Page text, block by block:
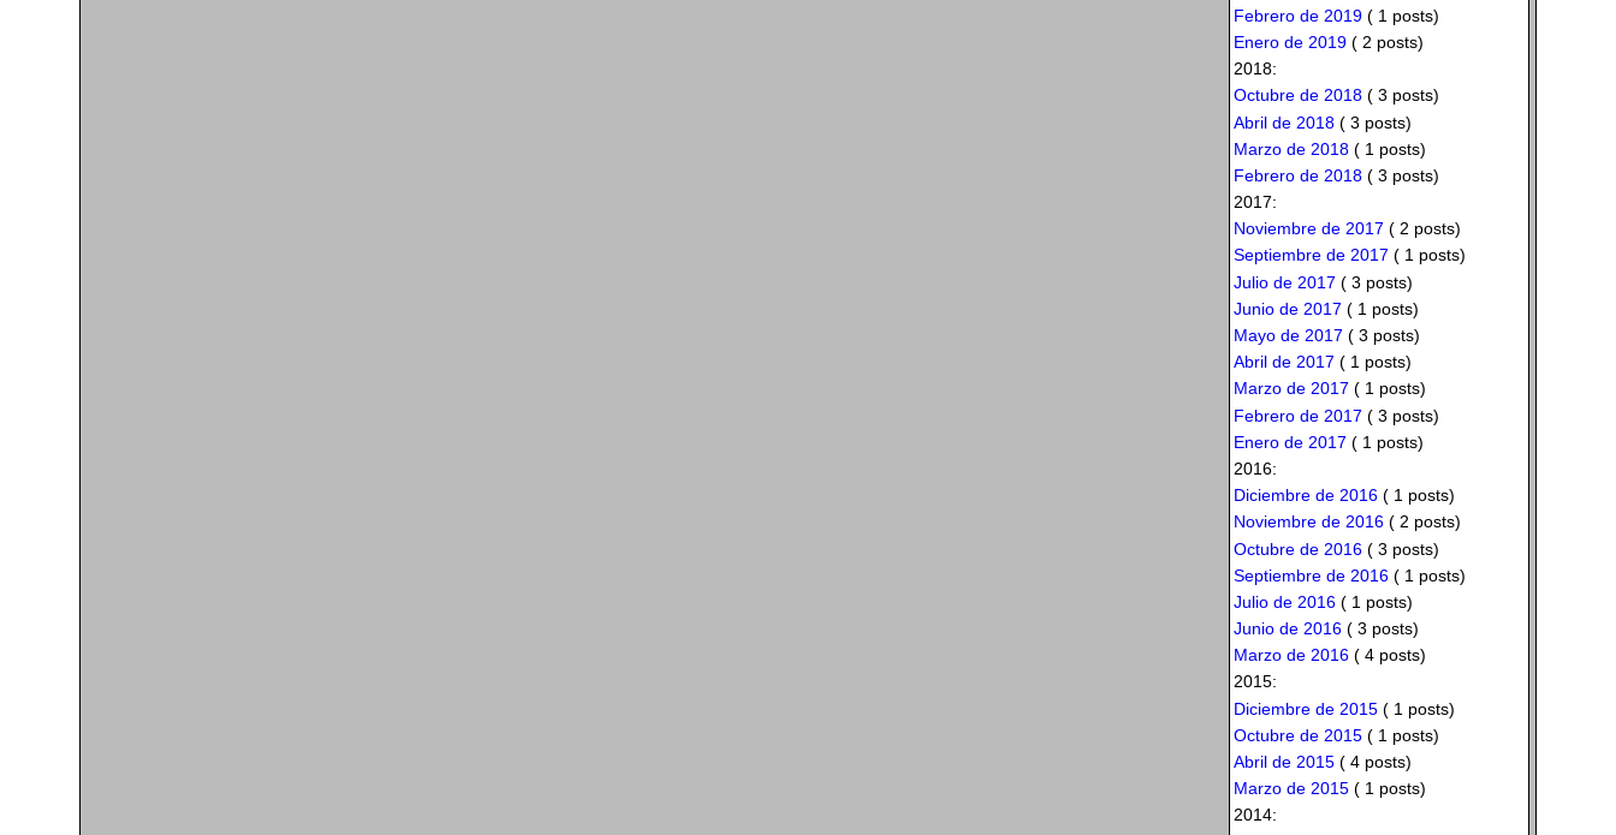
Febrero de 2019( 1 posts)
Enero de 2019( 2 posts)
2018:
Octubre de 2018( 3 posts)
Abril de 2018( 3 posts)
Marzo de 2018( 1 posts)
Febrero de 2018( 3 posts)
2017:
Noviembre de 2017 ( 2 posts)
Septiembre de 2017 ( 1 posts)
Julio de 2017 ( 3 posts)
Junio de 2017 ( 1 posts)
Mayo de 2017 ( 3 posts)
Abril de 2017 ( 1 posts)
Marzo de 2017 ( 1 posts)
Febrero de 2017 ( 3 posts)
Enero de 2017 ( 1 posts)
2016:
Diciembre de 2016( 1 posts)
Noviembre de 2016( 2 posts)
Octubre de 2016( 3 posts)
Septiembre de 2016( 1 posts)
Julio de 2016( 1 posts)
Junio de 2016( 3 posts)
Marzo de 2016( 4 posts)
2015:
Diciembre de 2015( 1 posts)
Octubre de 2015( 1 posts)
Abril de 2015( 4 posts)
Marzo de 2015( 1 posts)
2014: